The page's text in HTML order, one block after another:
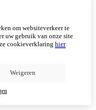
om websiteverkeer te
uw gebruik van onze site
cookieverklaring hier
Weigeren